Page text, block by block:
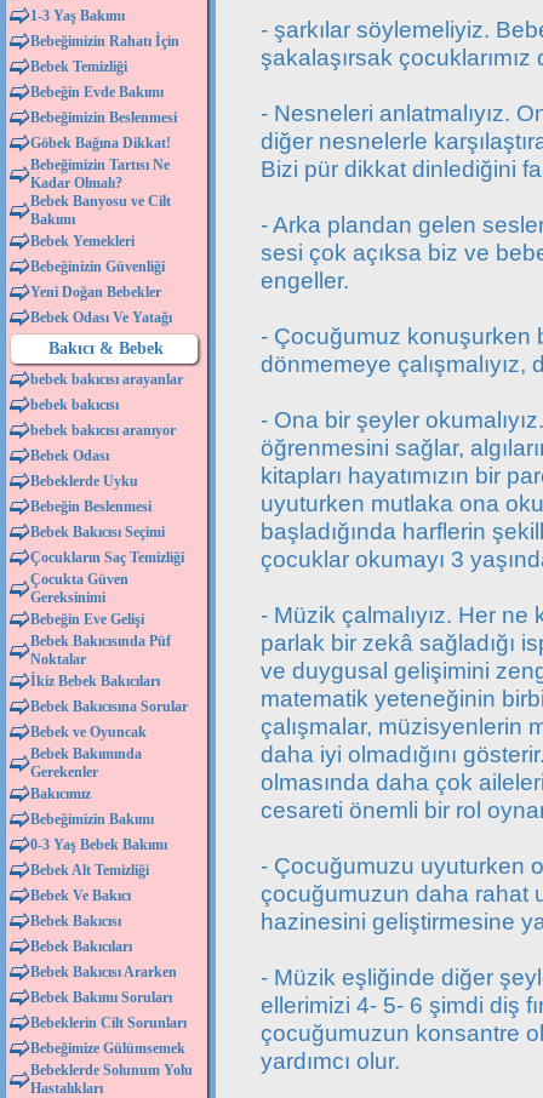
1-3 Yaş Bakımı
Bebeğimizin Rahatı İçin
Bebek Temizliği
Bebeğin Evde Bakımı
Bebeğimizin Beslenmesi
Göbek Bağına Dikkat!
Bebeğimizin Tartısı Ne
Kadar Olmalı?
Bebek Banyosu ve Cilt
Bakımı
Bebek Yemekleri
Bebeğinizin Güvenliği
Yeni Doğan Bebekler
Bebek Odası Ve Yatağı
Bakıcı & Bebek
bebek bakıcısı arayanlar
bebek bakıcısı
bebek bakıcısı aranıyor
Bebek Odası
Bebeklerde Uyku
Bebeğin Beslenmesi
Bebek Bakıcısı Seçimi
Çocukların Saç Temizliği
Çocukta Güven
Gereksinimi
Bebeğin Eve Gelişi
Bebek Bakıcısında Püf
Noktalar
İkiz Bebek Bakıcıları
Bebek Bakıcısına Sorular
Bebek ve Oyuncak
Bebek Bakımında
Gerekenler
Bakıcımız
Bebeğimizin Bakımı
0-3 Yaş Bebek Bakımı
Bebek Alt Temizliği
Bebek Ve Bakıcı
Bebek Bakıcısı
Bebek Bakıcıları
Bebek Bakıcısı Ararken
Bebek Bakımı Soruları
Bebeklerin Cilt Sorunları
Bebeğimize Gülümsemek
Bebeklerde Solunum Yolu
Hastalıkları
- şarkılar söylemeliyiz.
şakalaşırsak
- Nesneleri anlatmalıyız.
diğer nesnelerle
Bizi pür dikkat dinlediğini
- Arka plandan gelen
sesi çok açıksa biz ve
engeller.
- Çocuğumuz konuşurken
dönmemeye çalışmalıyız,
- Ona bir şeyler
öğrenmesini sağlar,
kitapları hayatımızın bir
uyuturken mutlaka ona
başladığında harflerin
çocuklar okumayı 3
- Müzik çalmalıyız. Her
parlak bir zekâ sağladığı
ve duygusal gelişimini
matematik yeteneğinin
çalışmalar, müzisyenlerin
daha iyi olmadığını
olmasında daha çok
cesareti önemli bir rol
- Çocuğumuzu uyuturken
çocuğumuzun daha rahat
hazinesini geliştirmesine
- Müzik eşliğinde diğer
ellerimizi 4- 5- 6 şimdi diş
çocuğumuzun konsantre
yardımcı olur.